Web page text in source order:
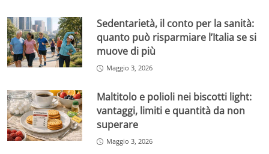
Sedentarietà, il conto per la sanità:
quanto può risparmiare l’Italia se si
muove di più
Maggio 3, 2026
Maltitolo e polioli nei biscotti light:
vantaggi, limiti e quantità da non
superare
Maggio 3, 2026